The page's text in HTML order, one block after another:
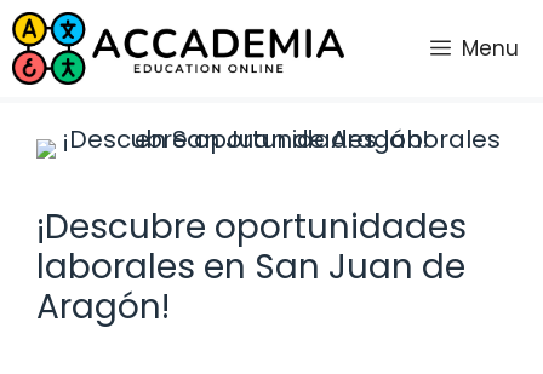
Saltar
al
contenido
Menu
¡Descubre oportunidades
laborales en San Juan de
Aragón!